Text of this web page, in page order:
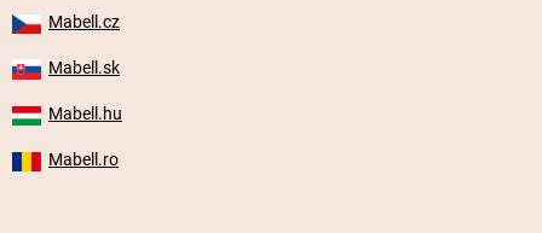
Mabell.cz
Mabell.sk
Mabell.hu
Mabell.ro